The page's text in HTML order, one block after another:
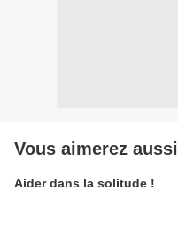
Vous aimerez aussi
Aider dans la solitude !